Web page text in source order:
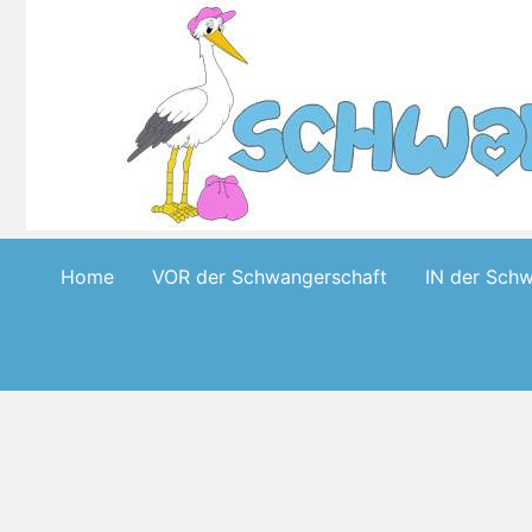
Home VOR der Schwangerschaft IN der